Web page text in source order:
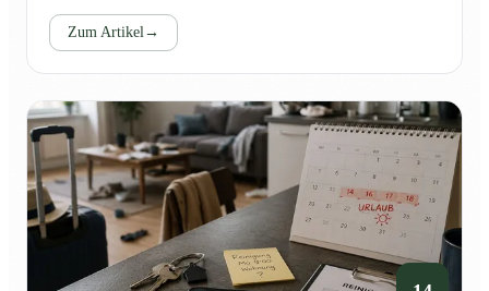
Zum Artikel→